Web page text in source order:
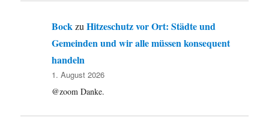
BockzuHitzeschutz vor Ort: Städte und
Gemeinden und wir alle müssen konsequent
handeln
1. August 2026
@zoom Danke.